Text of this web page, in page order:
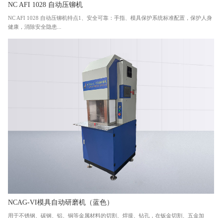
NC AFI 1028 自动压铆机
NC AFI 1028 自动压铆机特点1、安全可靠：手指、模具保护系统标准配置，保护人身
健康，消除安全隐患...
NCAG-VI模具自动研磨机（蓝色）
用于不锈钢、碳钢、铝、铜等金属材料的切割、焊接、钻孔，在钣金切割、五金加